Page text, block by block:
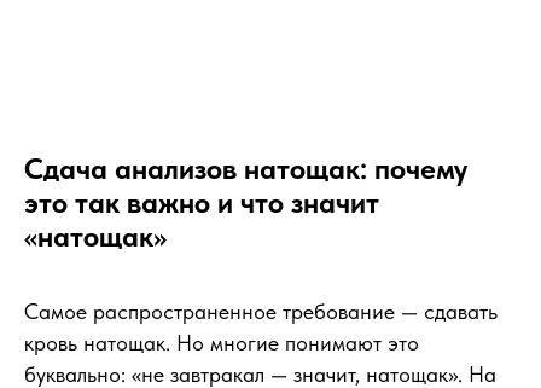
Сдача анализов натощак: почему
это так важно и что значит
«натощак»
Самое распространенное требование — сдавать
кровь натощак. Но многие понимают это
буквально: «не завтракал — значит, натощак». На